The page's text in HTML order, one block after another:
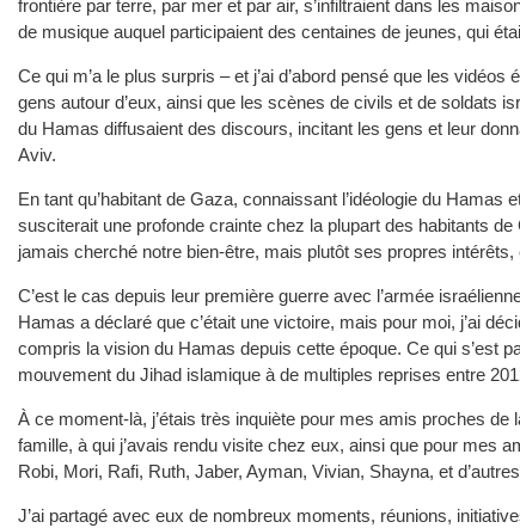
frontière par terre, par mer et par air, s’infiltraient dans les
de musique auquel participaient des centaines de jeunes, qui
Ce qui m’a le plus surpris – et j’ai d’abord pensé que les
gens autour d’eux, ainsi que les scènes de civils et de soldats
du Hamas diffusaient des discours, incitant les gens et leur
Aviv.
En tant qu’habitant de Gaza, connaissant l’idéologie du
susciterait une profonde crainte chez la plupart des habitants
jamais cherché notre bien-être, mais plutôt ses propres
C’est le cas depuis leur première guerre avec l’armée
Hamas a déclaré que c’était une victoire, mais pour moi, j’ai
compris la vision du Hamas depuis cette époque. Ce qui s’est
mouvement du Jihad islamique à de multiples reprises entre
À ce moment-là, j’étais très inquiète pour mes amis proches
famille, à qui j’avais rendu visite chez eux, ainsi que pour mes
Robi, Mori, Rafi, Ruth, Jaber, Ayman, Vivian, Shayna, et
J’ai partagé avec eux de nombreux moments, réunions,